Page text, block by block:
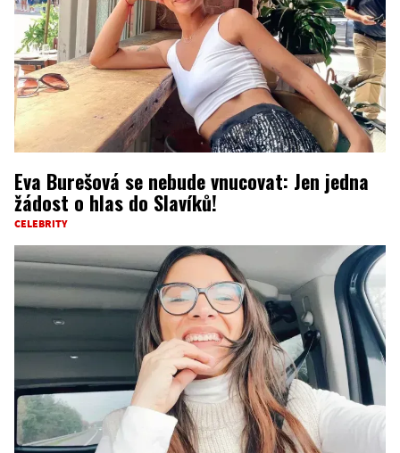
Eva Burešová se nebude vnucovat: Jen jedna
žádost o hlas do Slavíků!
CELEBRITY